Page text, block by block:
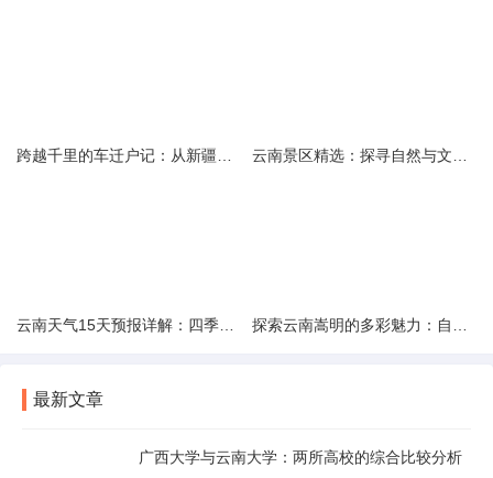
最新文章
广西大学与云南大学：两所高校的综合比较分析